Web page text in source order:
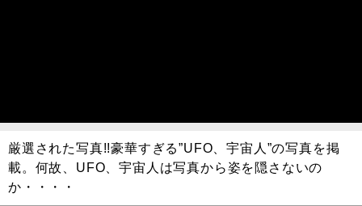
厳選された写真!!豪華すぎる”UFO、宇宙人”の写真を掲
載。何故、UFO、宇宙人は写真から姿を隠さないの
か・・・・